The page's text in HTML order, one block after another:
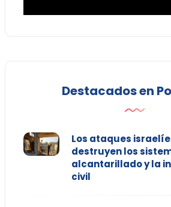
Destacados en
Los ataques
destruyen los
alcantarillado y la
civil